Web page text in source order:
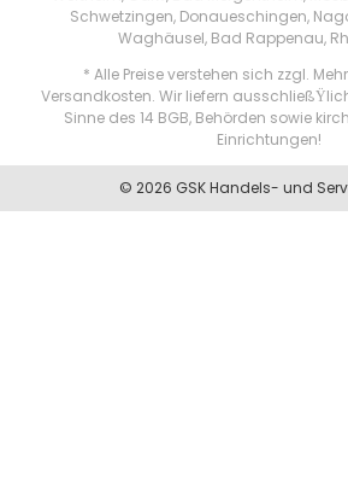
Schwetzingen, Donaueschingen,
Waghäusel, Bad Rappenau,
* Alle Preise verstehen sich zzgl.
Versandkosten. Wir liefern
Sinne des 14 BGB, Behörden sowie
Einrichtungen!
© 2026 GSK Handels- und